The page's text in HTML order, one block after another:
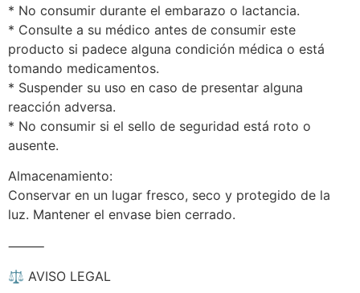
* No consumir durante el embarazo o lactancia.
* Consulte a su médico antes de consumir este
producto si padece alguna condición médica o está
tomando medicamentos.
* Suspender su uso en caso de presentar alguna
reacción adversa.
* No consumir si el sello de seguridad está roto o
ausente.
Almacenamiento:
Conservar en un lugar fresco, seco y protegido de la
luz. Mantener el envase bien cerrado.
⸻
⚖️ AVISO LEGAL